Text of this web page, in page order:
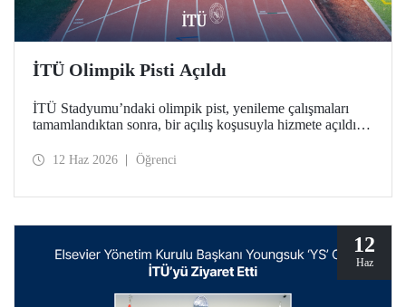
İTÜ Olimpik Pisti Açıldı
İTÜ Stadyumu’ndaki olimpik pist, yenileme çalışmaları
tamamlandıktan sonra, bir açılış koşusuyla hizmete açıldı.
Class 2 sertifikalı atletizm tesisinin açılışında İTÜ ailesi bir
12 Haz 2026 Öğrenci
12
Haz